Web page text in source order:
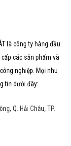
là công ty hàng đầu
các sản phẩm và
nghiệp. Mọi nhu
tin dưới đây:
Q. Hải Châu, TP.